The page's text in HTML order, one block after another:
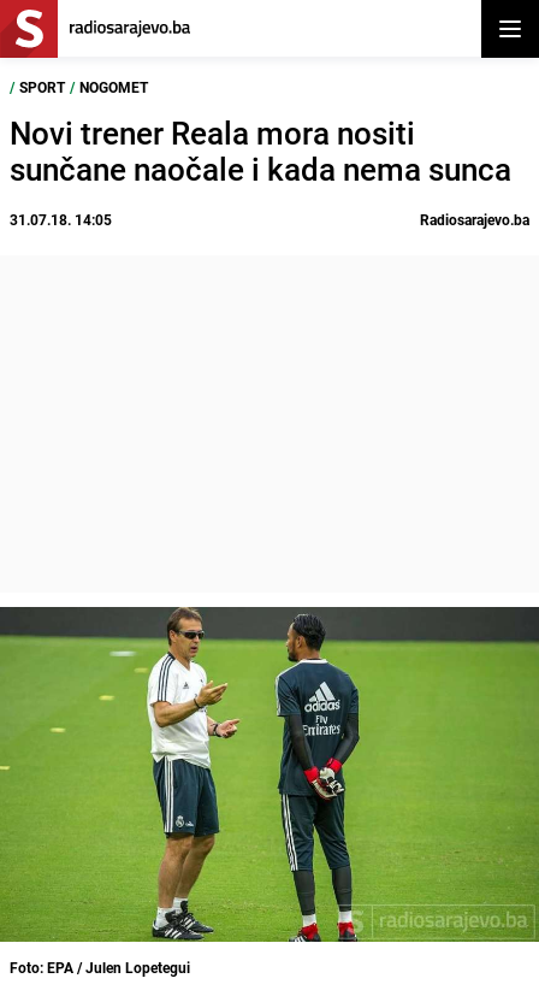
/ SPORT / NOGOMET
Novi trener Reala mora nositi
sunčane naočale i kada nema sunca
31.07.18. 14:05 Radiosarajevo.ba
Foto: EPA / Julen Lopetegui